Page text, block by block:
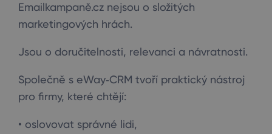
Emailkampaně.cz nejsou o složitých
marketingových hrách.
Jsou o doručitelnosti, relevanci a návratnosti.
Společně s eWay‑CRM tvoří praktický nástroj
pro firmy, které chtějí:
• oslovovat správné lidi,